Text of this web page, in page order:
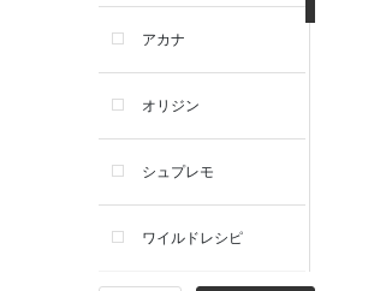
犬ドライフード
犬ウェットフード
犬おやつ
犬サプリ・ミルク・栄養補給
アカナ
オリジン
シュプレモ
ワイルドレシピ